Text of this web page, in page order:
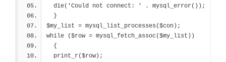
  die('Could not connect: ' . mysql_error());
  }
$my_list = mysql_list_processes($con);
while ($row = mysql_fetch_assoc($my_list))
  {
  print_r($row);